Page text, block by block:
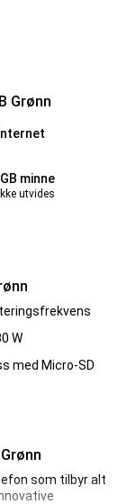
Grønn
minne
utvides
W
med Micro-SD
som tilbyr alt